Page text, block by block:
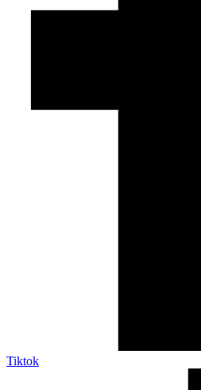
Tiktok